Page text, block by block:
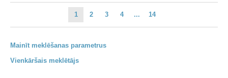
1 2 3 4 ... 14
Mainīt meklēšanas parametrus
Vienkāršais meklētājs